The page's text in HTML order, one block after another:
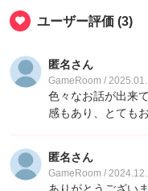
ユーザー評価 (3)
匿名さん
GameRoom /
色々なお話が出来
感もあり、とても
匿名さん
GameRoom /